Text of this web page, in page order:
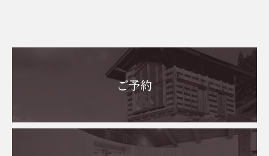
お問い合わせ
ご予約